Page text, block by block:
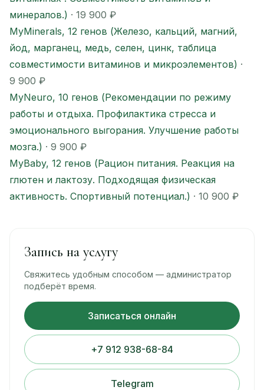
минералов.) · 19 900 ₽
MyMinerals, 12 генов (Железо, кальций, магний,
йод, марганец, медь, селен, цинк, таблица
совместимости витаминов и микроэлементов) ·
9 900 ₽
MyNeuro, 10 генов (Рекомендации по режиму
работы и отдыха. Профилактика стресса и
эмоционального выгорания. Улучшение работы
мозга.) · 9 900 ₽
MyBaby, 12 генов (Рацион питания. Реакция на
глютен и лактозу. Подходящая физическая
активность. Спортивный потенциал.) · 10 900 ₽
Запись на услугу
Свяжитесь удобным способом — администратор
подберёт время.
Записаться онлайн
+7 912 938-68-84
Telegram